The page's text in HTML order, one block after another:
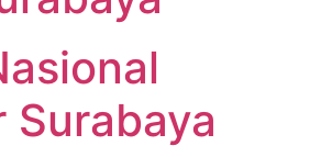
Surabaya